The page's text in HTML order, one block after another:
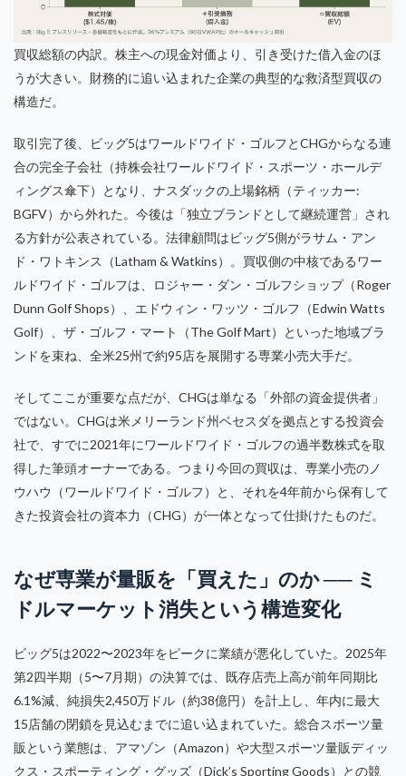
買収総額の内訳。株主への現金対価より、引き受けた借入金のほ
うが大きい。財務的に追い込まれた企業の典型的な救済型買収の
構造だ。
取引完了後、ビッグ5はワールドワイド・ゴルフとCHGからなる連
合の完全子会社（持株会社ワールドワイド・スポーツ・ホールデ
ィングス傘下）となり、ナスダックの上場銘柄（ティッカー:
BGFV）から外れた。今後は「独立ブランドとして継続運営」され
る方針が公表されている。法律顧問はビッグ5側がラサム・アン
ド・ワトキンス（Latham & Watkins）。買収側の中核であるワー
ルドワイド・ゴルフは、ロジャー・ダン・ゴルフショップ（Roger
Dunn Golf Shops）、エドウィン・ワッツ・ゴルフ（Edwin Watts
Golf）、ザ・ゴルフ・マート（The Golf Mart）といった地域ブラ
ンドを束ね、全米25州で約95店を展開する専業小売大手だ。
そしてここが重要な点だが、CHGは単なる「外部の資金提供者」
ではない。CHGは米メリーランド州ベセスダを拠点とする投資会
社で、すでに2021年にワールドワイド・ゴルフの過半数株式を取
得した筆頭オーナーである。つまり今回の買収は、専業小売のノ
ウハウ（ワールドワイド・ゴルフ）と、それを4年前から保有して
きた投資会社の資本力（CHG）が一体となって仕掛けたものだ。
なぜ専業が量販を「買えた」のか ── ミ
ドルマーケット消失という構造変化
ビッグ5は2022〜2023年をピークに業績が悪化していた。2025年
第2四半期（5〜7月期）の決算では、既存店売上高が前年同期比
6.1%減、純損失2,450万ドル（約38億円）を計上し、年内に最大
15店舗の閉鎖を見込むまでに追い込まれていた。総合スポーツ量
販という業態は、アマゾン（Amazon）や大型スポーツ量販ディッ
クス・スポーティング・グッズ（Dick’s Sporting Goods）との競